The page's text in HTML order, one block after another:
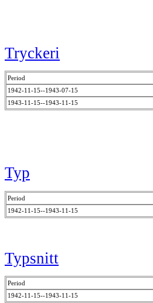
Tryckeri
Period
1942-11-15--1943-07-15
1943-11-15--1943-11-15
Typ
Period
1942-11-15--1943-11-15
Typsnitt
Period
1942-11-15--1943-11-15